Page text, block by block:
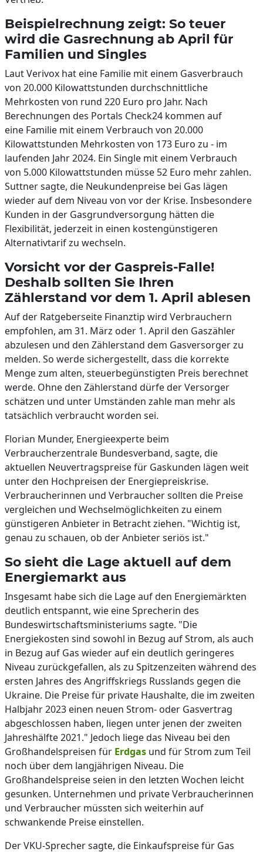
Beispielrechnung zeigt: So teuer
wird die Gasrechnung ab April für
Familien und Singles
Laut Verivox hat eine Familie mit einem Gasverbrauch
von 20.000 Kilowattstunden durchschnittliche
Mehrkosten von rund 220 Euro pro Jahr. Nach
Berechnungen des Portals Check24 kommen auf
eine Familie mit einem Verbrauch von 20.000
Kilowattstunden Mehrkosten von 173 Euro zu - im
laufenden Jahr 2024. Ein Single mit einem Verbrauch
von 5.000 Kilowattstunden müsse 52 Euro mehr zahlen.
Suttner sagte, die Neukundenpreise bei Gas lägen
wieder auf dem Niveau von vor der Krise. Insbesondere
Kunden in der Gasgrundversorgung hätten die
Flexibilität, jederzeit in einen kostengünstigeren
Alternativtarif zu wechseln.
Vorsicht vor der Gaspreis-Falle!
Deshalb sollten Sie Ihren
Zählerstand vor dem 1. April ablesen
Auf der Ratgeberseite Finanztip wird Verbrauchern
empfohlen, am 31. März oder 1. April den Gaszähler
abzulesen und den Zählerstand dem Gasversorger zu
melden. So werde sichergestellt, dass die korrekte
Menge zum alten, steuerbegünstigten Preis berechnet
werde. Ohne den Zählerstand dürfe der Versorger
schätzen und unter Umständen zahle man mehr als
tatsächlich verbraucht worden sei.
Florian Munder, Energieexperte beim
Verbraucherzentrale Bundesverband, sagte, die
aktuellen Neuvertragspreise für Gaskunden lägen weit
unter den Hochpreisen der Energiepreiskrise.
Verbraucherinnen und Verbraucher sollten die Preise
vergleichen und Wechselmöglichkeiten zu einem
günstigeren Anbieter in Betracht ziehen. "Wichtig ist,
genau zu schauen, ob der Anbieter seriös ist."
So sieht die Lage aktuell auf dem
Energiemarkt aus
Insgesamt habe sich die Lage auf den Energiemärkten
deutlich entspannt, wie eine Sprecherin des
Bundeswirtschaftsministeriums sagte. "Die
Energiekosten sind sowohl in Bezug auf Strom, als auch
in Bezug auf Gas wieder auf ein deutlich geringeres
Niveau zurückgefallen, als zu Spitzenzeiten während des
ersten Jahres des Angriffskriegs Russlands gegen die
Ukraine. Die Preise für private Haushalte, die im zweiten
Halbjahr 2023 einen neuen Strom- oder Gasvertrag
abgeschlossen haben, liegen unter jenen der zweiten
Jahreshälfte 2021." Jedoch liege das Niveau bei den
Großhandelspreisen für Erdgas und für Strom zum Teil
noch über dem langjährigen Niveau. Die
Großhandelspreise seien in den letzten Wochen leicht
gesunken. Unternehmen und private Verbraucherinnen
und Verbraucher müssten sich weiterhin auf
schwankende Preise einstellen.
Der VKU-Sprecher sagte, die Einkaufspreise für Gas